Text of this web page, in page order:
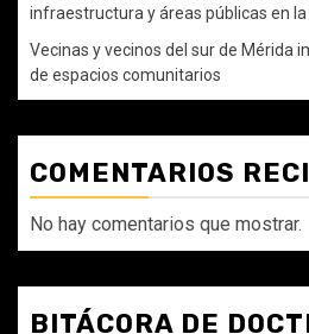
infraestructura y áreas públicas en la
Vecinas y vecinos del sur de Mérida
de espacios comunitarios
COMENTARIOS
No hay comentarios que mostrar.
BITÁCORA DE